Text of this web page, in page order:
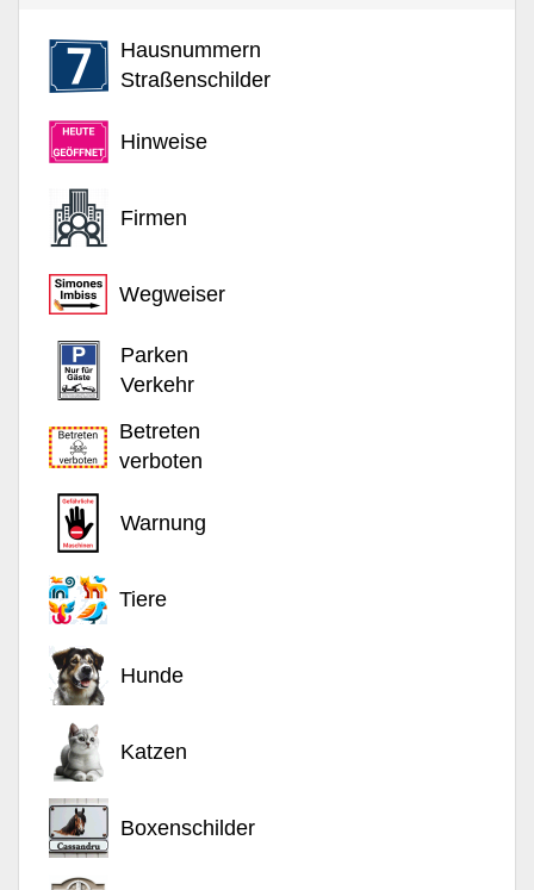
Hausnummern
Straßenschilder
Hinweise
Firmen
Wegweiser
Parken
Verkehr
Betreten
verboten
Warnung
Tiere
Hunde
Katzen
Boxenschilder